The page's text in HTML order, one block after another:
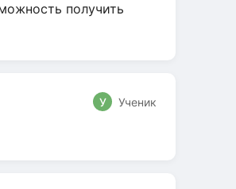
получить
У Ученик